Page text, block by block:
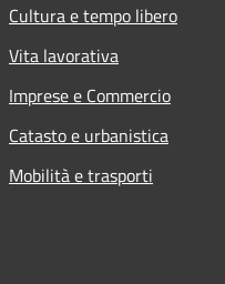
Cultura e tempo libero
Vita lavorativa
Imprese e Commercio
Catasto e urbanistica
Mobilità e trasporti